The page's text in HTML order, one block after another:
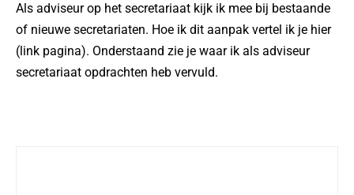
Als adviseur op het secretariaat kijk ik mee bij bestaande
of nieuwe secretariaten. Hoe ik dit aanpak vertel ik je hier
(link pagina). Onderstaand zie je waar ik als adviseur
secretariaat opdrachten heb vervuld.